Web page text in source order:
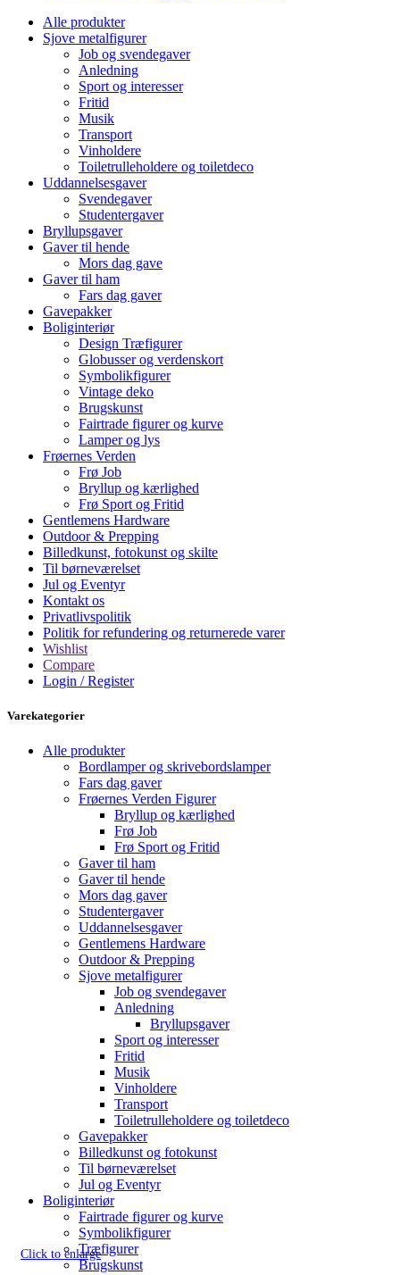
Click to enlarge
Alle produkter
Sjove metalfigurer
Job og svendegaver
Anledning
Sport og interesser
Fritid
Musik
Transport
Vinholdere
Toiletrulleholdere og toiletdeco
Uddannelsesgaver
Svendegaver
Studentergaver
Bryllupsgaver
Gaver til hende
Mors dag gave
Gaver til ham
Fars dag gaver
Gavepakker
Boliginteriør
Design Træfigurer
Globusser og verdenskort
Symbolikfigurer
Vintage deko
Brugskunst
Fairtrade figurer og kurve
Lamper og lys
Frøernes Verden
Frø Job
Bryllup og kærlighed
Frø Sport og Fritid
Gentlemens Hardware
Outdoor & Prepping
Billedkunst, fotokunst og skilte
Til børneværelset
Jul og Eventyr
Kontakt os
Privatlivspolitik
Politik for refundering og returnerede varer
Wishlist
Compare
Login / Register
Varekategorier
Alle produkter
Bordlamper og skrivebordslamper
Fars dag gaver
Frøernes Verden Figurer
Bryllup og kærlighed
Frø Job
Frø Sport og Fritid
Gaver til ham
Gaver til hende
Mors dag gaver
Studentergaver
Uddannelsesgaver
Gentlemens Hardware
Outdoor & Prepping
Sjove metalfigurer
Job og svendegaver
Anledning
Bryllupsgaver
Sport og interesser
Fritid
Musik
Vinholdere
Transport
Toiletrulleholdere og toiletdeco
Gavepakker
Billedkunst og fotokunst
Til børneværelset
Jul og Eventyr
Boliginteriør
Fairtrade figurer og kurve
Symbolikfigurer
Træfigurer
Brugskunst